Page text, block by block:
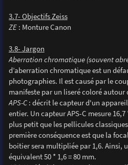
3.7- Objectifs Zeiss
ZE: Monture Canon
3.8- Jargon
Aberration chromatique (souvent
d’aberration chromatique est un
photographies. Il est causé par le
manifeste par un liseré coloré autour
APS-C: décrit le capteur d'un
entier. Un capteur APS-C mesure
plus petit que les pellicules
première conséquence est que la
boitier sera multipliée par 1,6. Ainsi,
équivalent 50 * 1,6 = 80 mm.